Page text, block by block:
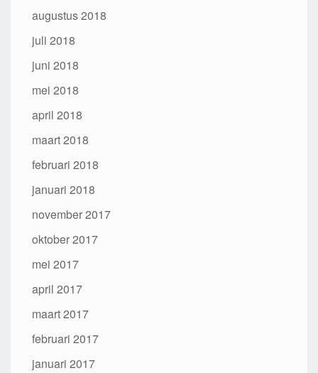
augustus 2018
juli 2018
juni 2018
mei 2018
april 2018
maart 2018
februari 2018
januari 2018
november 2017
oktober 2017
mei 2017
april 2017
maart 2017
februari 2017
januari 2017